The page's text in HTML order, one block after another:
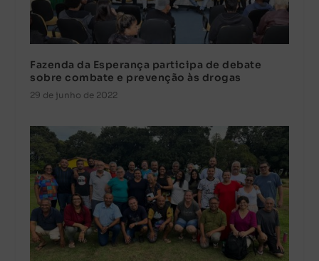
Fazenda da Esperança participa de debate
sobre combate e prevenção às drogas
29 de junho de 2022